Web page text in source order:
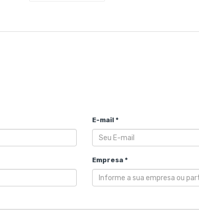
E-mail *
Empresa *